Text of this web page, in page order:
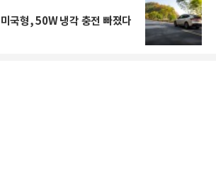
국형, 50W 냉각 충전 빠졌다